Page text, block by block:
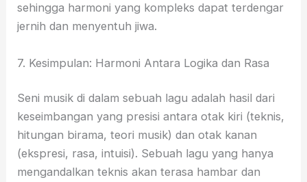
sehingga harmoni yang kompleks dapat terdengar
jernih dan menyentuh jiwa.
7. Kesimpulan: Harmoni Antara Logika dan Rasa
Seni musik di dalam sebuah lagu adalah hasil dari
keseimbangan yang presisi antara otak kiri (teknis,
hitungan birama, teori musik) dan otak kanan
(ekspresi, rasa, intuisi). Sebuah lagu yang hanya
mengandalkan teknis akan terasa hambar dan